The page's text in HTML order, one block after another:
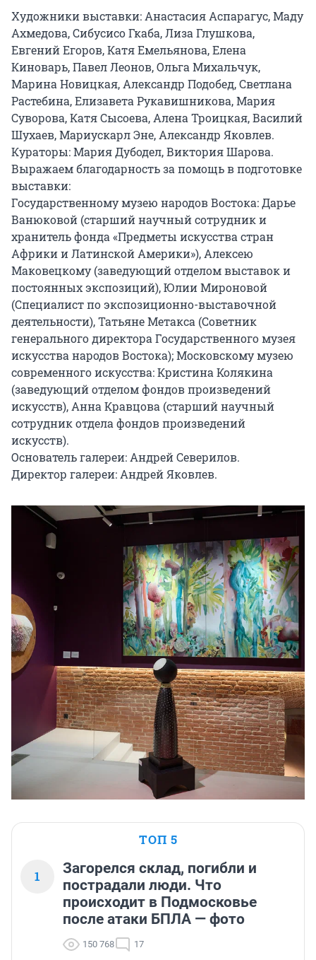
Художники выставки: Анастасия Аспарагус, Маду
Ахмедова, Сибусисо Гкаба, Лиза Глушкова,
Евгений Егоров, Катя Емельянова, Елена
Киноварь, Павел Леонов, Ольга Михальчук,
Марина Новицкая, Александр Подобед, Светлана
Растебина, Елизавета Рукавишникова, Мария
Суворова, Катя Сысоева, Алена Троицкая, Василий
Шухаев, Мариускарл Эне, Александр Яковлев.
Кураторы: Мария Дубодел, Виктория Шарова.
Выражаем благодарность за помощь в подготовке
выставки:
Государственному музею народов Востока: Дарье
Ванюковой (старший научный сотрудник и
хранитель фонда «Предметы искусства стран
Африки и Латинской Америки»), Алексею
Маковецкому (заведующий отделом выставок и
постоянных экспозиций), Юлии Мироновой
(Специалист по экспозиционно-выставочной
деятельности), Татьяне Метакса (Советник
генерального директора Государственного музея
искусства народов Востока); Московскому музею
современного искусства: Кристина Колякина
(заведующий отделом фондов произведений
искусств), Анна Кравцова (старший научный
сотрудник отдела фондов произведений
искусств).
Основатель галереи: Андрей Северилов.
Директор галереи: Андрей Яковлев.
ТОП 5
1
Загорелся склад, погибли и
пострадали люди. Что
происходит в Подмосковье
после атаки БПЛА — фото
150 768 17